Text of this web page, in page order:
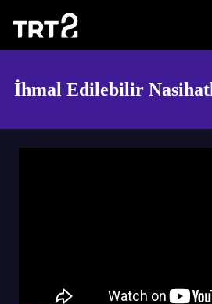
İhmal Edilebilir